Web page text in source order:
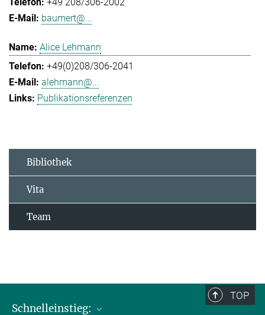
baumert@...
Alice Lehmann
+49(0)208/306-2041
alehmann@...
Publikationsreferenzen
Bibliothek
Vita
Team
TOP
Schnelleinstieg: